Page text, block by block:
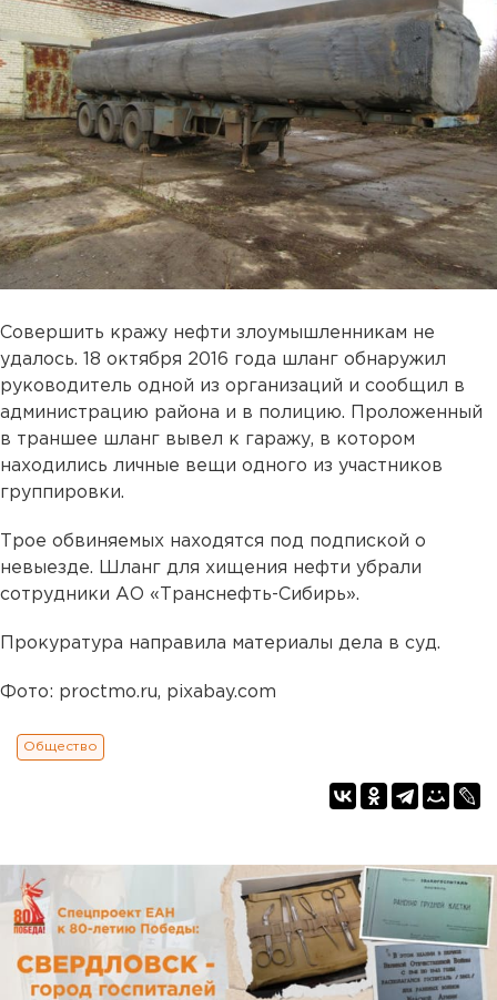
Совершить кражу нефти злоумышленникам не
удалось. 18 октября 2016 года шланг обнаружил
руководитель одной из организаций и сообщил в
администрацию района и в полицию. Проложенный
в траншее шланг вывел к гаражу, в котором
находились личные вещи одного из участников
группировки.
Трое обвиняемых находятся под подпиской о
невыезде. Шланг для хищения нефти убрали
сотрудники АО «Транснефть-Сибирь».
Прокуратура направила материалы дела в суд.
Фото: proctmo.ru, pixabay.com
Общество